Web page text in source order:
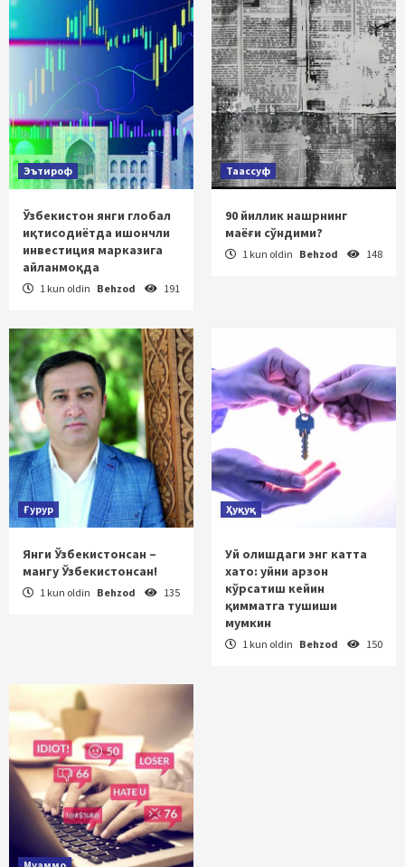
Эътироф
Ўзбекистон янги глобал
иқтисодиётда ишончли
инвестиция марказига
айланмоқда
1 kun oldin Behzod 191
Таассуф
90 йиллик нашрнинг
маёғи сўндими?
1 kun oldin Behzod 148
Ғурур
Янги Ўзбекистонсан –
мангу Ўзбекистонсан!
1 kun oldin Behzod 135
Ҳуқуқ
Уй олишдаги энг катта
хато: уйни арзон
кўрсатиш кейин
қимматга тушиши
мумкин
1 kun oldin Behzod 150